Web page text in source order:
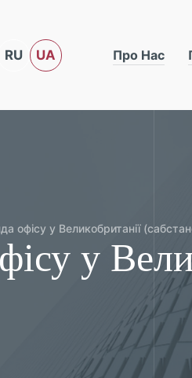
RU UA Про Нас
офісу у Великобританії
у